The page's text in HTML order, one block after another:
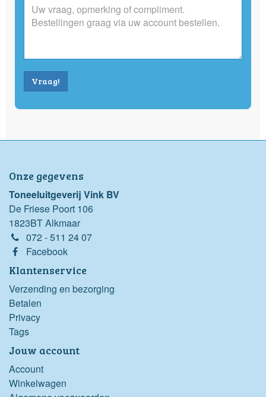
Vraag!
Onze gegevens
Toneeluitgeverij Vink BV
De Friese Poort 106
1823BT Alkmaar
072 - 511 24 07
Facebook
Klantenservice
Verzending en bezorging
Betalen
Privacy
Tags
Jouw account
Account
Winkelwagen